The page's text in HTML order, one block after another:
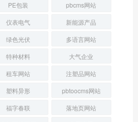
PE包装
pbcms网站
仪表电气
新能源产品
绿色光伏
多语言网站
特种材料
大气企业
租车网站
注塑品网站
塑料异形
pbtoocms网站
福字春联
落地页网站